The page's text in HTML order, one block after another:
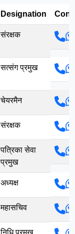
Designation
संरक्षक
सत्संग प्रमुख
चेयरमैन
संरक्षक
पत्रिका सेवा
प्रमुख
अध्यक्ष
महासचिव
निधि प्रमुख